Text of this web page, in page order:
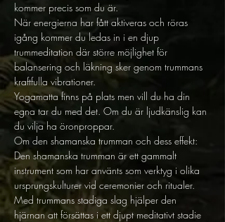
kommer precis som du är.
När energierna har fått aktiveras och röras
igång kommer du ledas in i en djup
trummeditation där större möjlighet för
balansering och läkning sker genom trummans
kraftfulla vibrationer.
Yogamatta finns på plats men vill du ha din
egna tar du med det. Om du är ljudkänslig kan
du vilja ha öronproppar.
Om den shamanska trumman och dess effekt:
Den shamanska trumman är ett gammalt
instrument som har använts som verktyg i olika
ursprungskulturer vid ceremonier och ritualer.
Med trummans stadiga slag hjälper den
hjärnan att försättas i ett djupt meditativt stadie